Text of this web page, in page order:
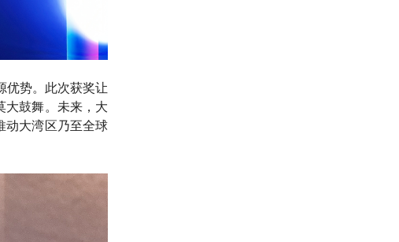
优势。此次获奖让
大鼓舞。未来，大
动大湾区乃至全球